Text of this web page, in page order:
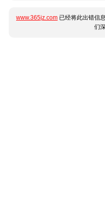
www.365jz.com 已经将此出错信
们